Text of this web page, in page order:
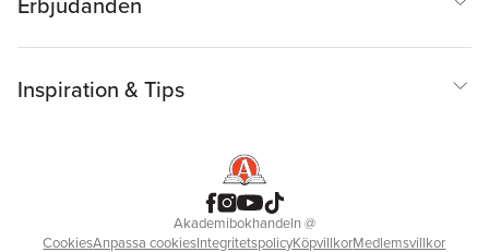
Inspiration & Tips
Akademibokhandeln@
CookiesAnpassa cookiesIntegritetspolicyKöpvillkorMedlemsvillkor